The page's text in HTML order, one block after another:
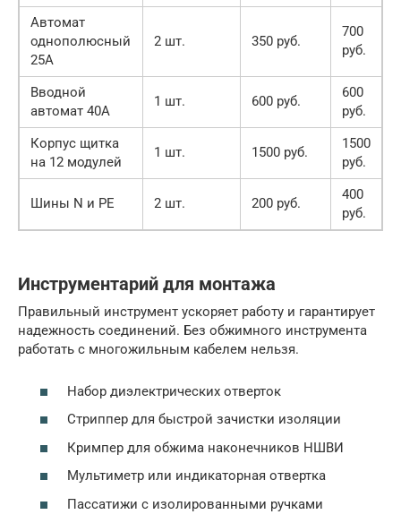
Автомат
однополюсный
25А
2 шт. 350 руб.
700
руб.
Вводной
автомат 40А
1 шт. 600 руб.
600
руб.
Корпус щитка
на 12 модулей
1 шт. 1500 руб.
1500
руб.
Шины N и PE 2 шт. 200 руб.
400
руб.
Инструментарий для монтажа
Правильный инструмент ускоряет работу и гарантирует
надежность соединений. Без обжимного инструмента
работать с многожильным кабелем нельзя.
Набор диэлектрических отверток
Стриппер для быстрой зачистки изоляции
Кримпер для обжима наконечников НШВИ
Мультиметр или индикаторная отвертка
Пассатижи с изолированными ручками